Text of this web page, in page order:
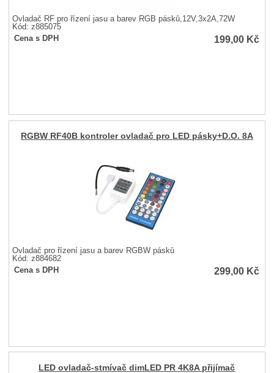
Ovladač RF pro řízení jasu a barev RGB pásků,12V,3x2A,72W
Kód: z885075
Cena s DPH
199,00 Kč
RGBW RF40B kontroler ovladač pro LED pásky+D.O. 8A
Ovladač pro řízení jasu a barev RGBW pásků
Kód: z884682
Cena s DPH
299,00 Kč
LED ovladač-stmívač dimLED PR 4K8A přijímač